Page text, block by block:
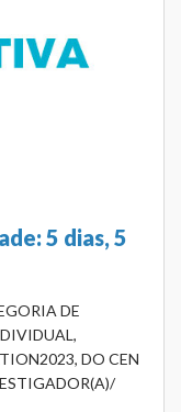
5 dias, 5
DE
DO CEN